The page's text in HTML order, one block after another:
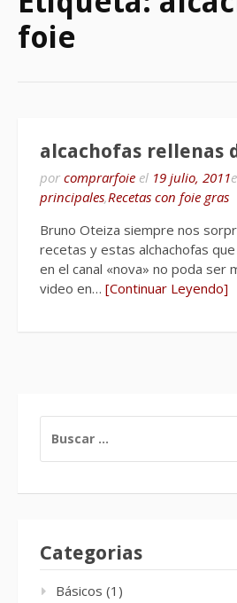
foie
alcachofas rellenas
por comprarfoie el 19 julio, 2011
principales,Recetas con foie gras
Bruno Oteiza siempre nos
recetas y estas alchachofas
en el canal «nova» no poda ser
video en… [Continuar Leyendo]
Categorias
Básicos (1)